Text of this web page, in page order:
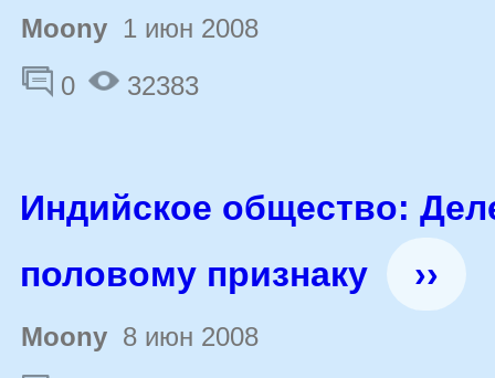
Moony 1 июн 2008
0
32383
Индийское общество:
половому признаку
››
Moony 8 июн 2008